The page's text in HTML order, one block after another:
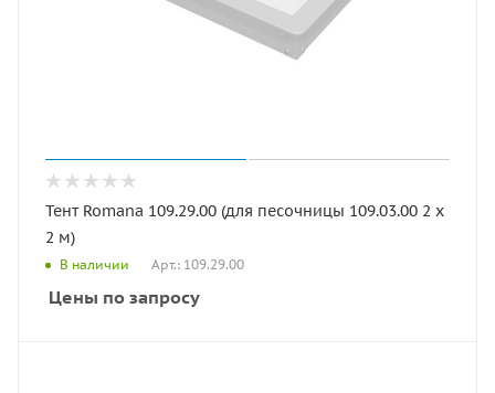
Тент Romana 109.29.00 (для песочницы 109.03.00 2 x
2 м)
В наличии Арт.: 109.29.00
Цены по запросу